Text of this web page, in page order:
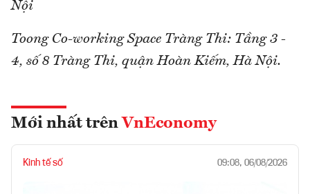
Nội
Toong Co-working Space Tràng Thi: Tầng 3 -
4, số 8 Tràng Thi, quận Hoàn Kiếm, Hà Nội.
Mới nhất trên VnEconomy
Kinh tế số 09:08, 06/08/2026